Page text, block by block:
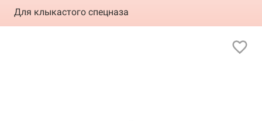
Для клыкастого спецназа